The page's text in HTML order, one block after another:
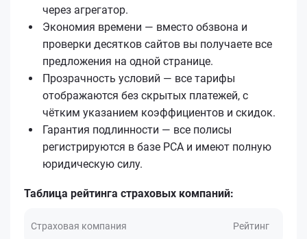
через агрегатор.
Экономия времени — вместо обзвона и
проверки десятков сайтов вы получаете все
предложения на одной странице.
Прозрачность условий — все тарифы
отображаются без скрытых платежей, с
чётким указанием коэффициентов и скидок.
Гарантия подлинности — все полисы
регистрируются в базе РСА и имеют полную
юридическую силу.
Таблица рейтинга страховых компаний:
Страховая компания Рейтинг